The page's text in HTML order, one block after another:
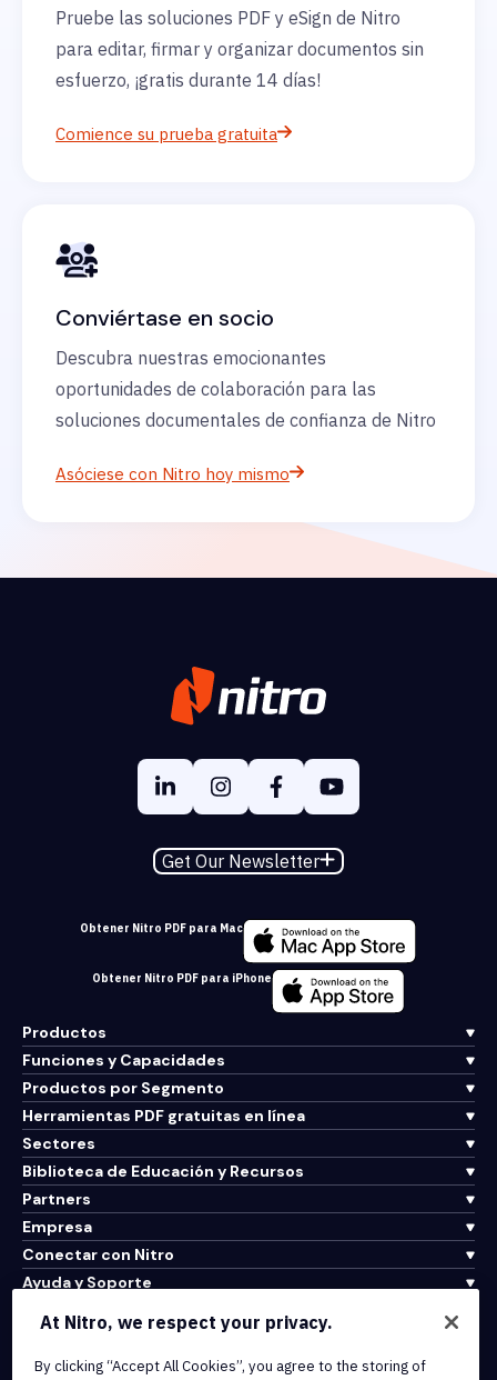
Pruebe las soluciones PDF y eSign de Nitro
para editar, firmar y organizar documentos sin
esfuerzo, ¡gratis durante 14 días!
Comience su prueba gratuita
Conviértase en socio
Descubra nuestras emocionantes
oportunidades de colaboración para las
soluciones documentales de confianza de Nitro
Asóciese con Nitro hoy mismo
Get Our Newsletter
Obtener Nitro PDF para Mac
Obtener Nitro PDF para iPhone
Productos
Funciones y Capacidades
Productos por Segmento
Herramientas PDF gratuitas en línea
Sectores
Biblioteca de Educación y Recursos
Partners
Empresa
Conectar con Nitro
Ayuda y Soporte
Terms of Service
At Nitro, we respect your privacy.
By clicking “Accept All Cookies”, you agree to the storing of